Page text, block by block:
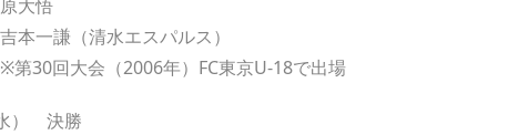
大悟
吉本一謙（清水エスパルス）
大会（2006年）FC東京U-18で出場
） 決勝